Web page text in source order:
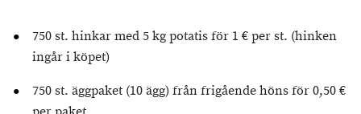
750 st. hinkar med 5 kg potatis för 1 € per st. (hinken
ingår i köpet)
750 st. äggpaket (10 ägg) från frigående höns för 0,50 €